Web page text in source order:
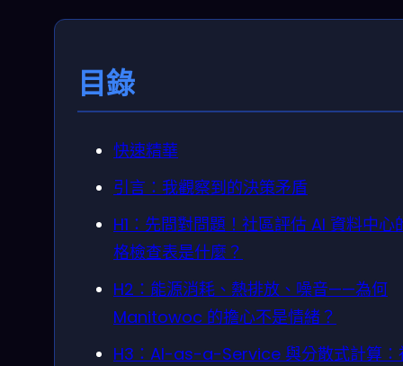
目錄
快速精華
引言：我觀察到的決策矛盾
H1：先問對問題！社區評估 AI 資料中心
格檢查表是什麼？
H2：能源消耗、熱排放、噪音——為何
Manitowoc 的擔心不是情緒？
H3：AI-as-a-Service 與分散式計算：